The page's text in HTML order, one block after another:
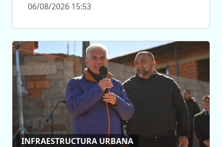
06/08/2026 15:53
INFRAESTRUCTURA URBANA